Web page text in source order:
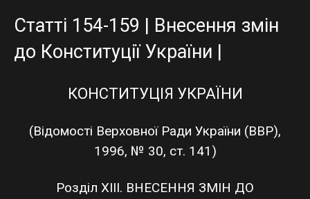
Статті 154-159 | Внесення змін
до Конституції України |
КОНСТИТУЦІЯ УКРАЇНИ
(Відомості Верховної Ради України (ВВР),
1996, № 30, ст. 141)
Розділ ХIII. ВНЕСЕННЯ ЗМІН ДО